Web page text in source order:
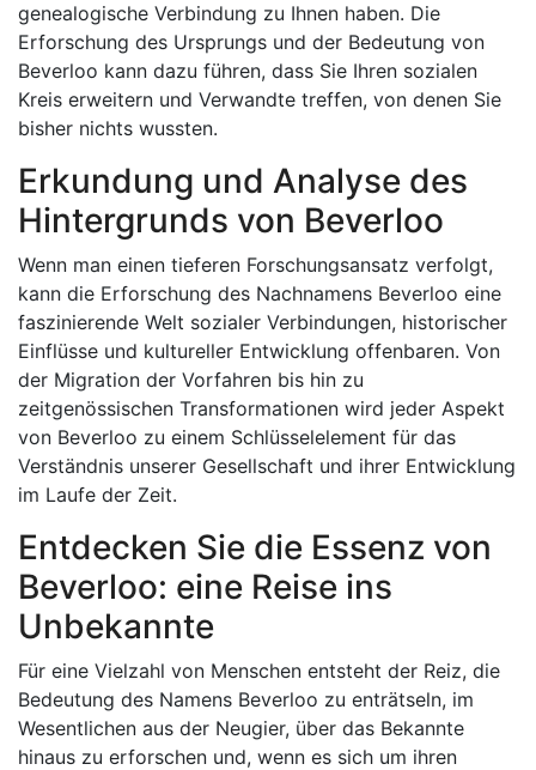
genealogische Verbindung zu Ihnen haben. Die
Erforschung des Ursprungs und der Bedeutung von
Beverloo kann dazu führen, dass Sie Ihren sozialen
Kreis erweitern und Verwandte treffen, von denen Sie
bisher nichts wussten.
Erkundung und Analyse des
Hintergrunds von Beverloo
Wenn man einen tieferen Forschungsansatz verfolgt,
kann die Erforschung des Nachnamens Beverloo eine
faszinierende Welt sozialer Verbindungen, historischer
Einflüsse und kultureller Entwicklung offenbaren. Von
der Migration der Vorfahren bis hin zu
zeitgenössischen Transformationen wird jeder Aspekt
von Beverloo zu einem Schlüsselelement für das
Verständnis unserer Gesellschaft und ihrer Entwicklung
im Laufe der Zeit.
Entdecken Sie die Essenz von
Beverloo: eine Reise ins
Unbekannte
Für eine Vielzahl von Menschen entsteht der Reiz, die
Bedeutung des Namens Beverloo zu enträtseln, im
Wesentlichen aus der Neugier, über das Bekannte
hinaus zu erforschen und, wenn es sich um ihren